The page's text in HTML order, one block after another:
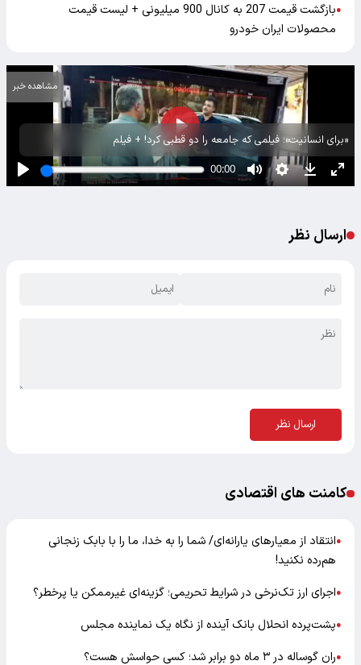
●
بازگشت قیمت 207 به کانال 900 میلیونی + لیست قیمت
محصولات ایران خودرو
«برای انسانیت»؛ فیلمی که جامعه را دو قطبی کرد! + فیلم
مشاهده خبر
ارسال نظر
ارسال نظر
کامنت های اقتصادی
●انتقاد از معیارهای یارانه‌ای/ شما را به خدا، ما را با بابک زنجانی
هم‌رده نکنید!
●اجرای ارز تک‌نرخی در شرایط تحریمی؛ گزینه‌ای غیرممکن یا پرخطر؟
●پشت‌پرده انحلال بانک آینده از نگاه یک نماینده مجلس
●ران گوساله در ۳ ماه دو برابر شد؛ کسی حواسش هست؟